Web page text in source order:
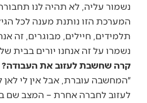
נשמור עליה, לא תהיה לנו
המערכת הזו נותנת מענה לכל
תלמידים, חיילים, מבוגרים, זה
נשמרו על זה אנחנו יורים בבית
קרה שחשבת לעזוב את העבודה?
״המחשבה עוברת, אבל אין לי לאן
לעזוב לחברה אחרת – המצב שם